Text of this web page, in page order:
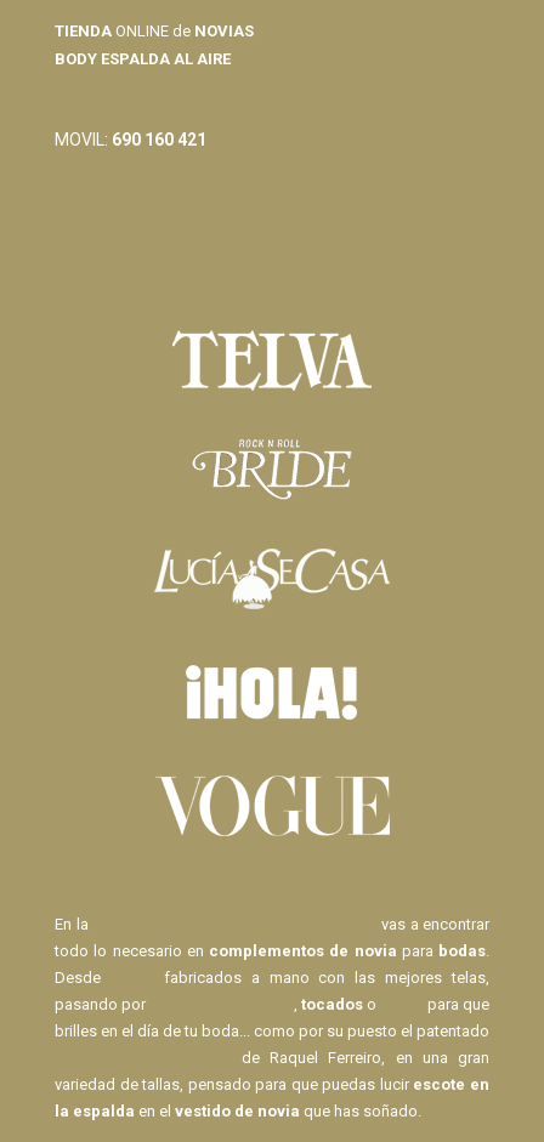
TIENDA ONLINE de NOVIAS
BODY ESPALDA AL AIRE
MOVIL: 690 160 421
En la
vas a encontrar
todo lo necesario en complementos de novia para bodas
Desde
fabricados a mano con las mejores telas,
pasando por
,tocados o
para que
brilles en el día de tu boda... como por su puesto el patentado
de Raquel Ferreiro, en una gran
variedad de tallas, pensado para que puedas lucir escote en
la espalda en el vestido de novia que has soñado.